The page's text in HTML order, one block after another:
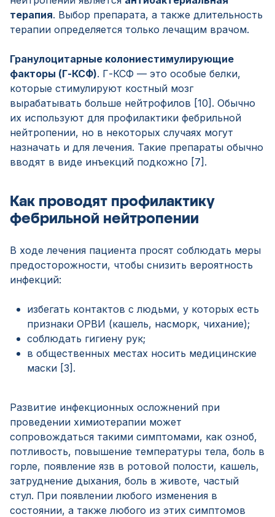
терапия. Выбор препарата, а также длительность
терапии определяется только лечащим врачом.
Гранулоцитарные колониестимулирующие
факторы (Г-КСФ). Г-КСФ — это особые белки,
которые стимулируют костный мозг
вырабатывать больше нейтрофилов [10]. Обычно
их используют для профилактики фебрильной
нейтропении, но в некоторых случаях могут
назначать и для лечения. Такие препараты обычно
вводят в виде инъекций подкожно [7].
Как проводят профилактику
фебрильной нейтропении
В ходе лечения пациента просят соблюдать меры
предосторожности, чтобы снизить вероятность
инфекций:
избегать контактов с людьми, у которых есть
признаки ОРВИ (кашель, насморк, чихание);
соблюдать гигиену рук;
в общественных местах носить медицинские
маски [3].
Развитие инфекционных осложнений при
проведении химиотерапии может
сопровождаться такими симптомами, как озноб,
потливость, повышение температуры тела, боль в
горле, появление язв в ротовой полости, кашель,
затруднение дыхания, боль в животе, частый
стул. При появлении любого изменения в
состоянии, а также любого из этих симптомов